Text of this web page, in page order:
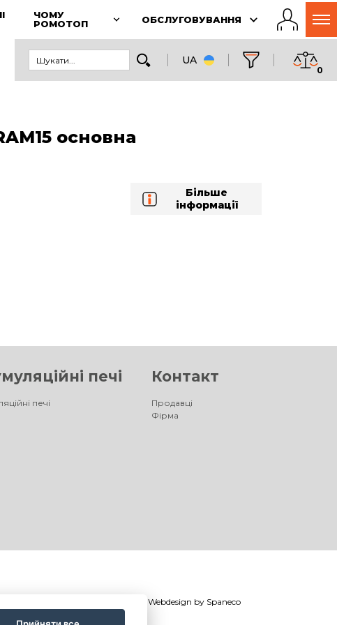
ЧОМУ
РОМОТОП
ОБСЛУГОВУВАННЯ
UA
0
основна
Більше
інформації
печі
печі
Контакт
Продавці
Фірма
Webdesign by Spaneco